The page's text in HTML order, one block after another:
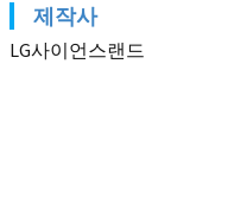
제작사
LG사이언스랜드